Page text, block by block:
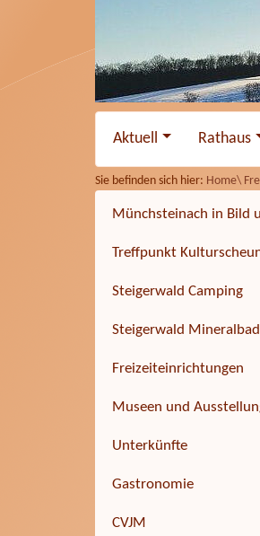
Aktuell Rathaus
Sie befinden sich hier: Home\
Münchsteinach in Bild
Treffpunkt
Steigerwald Camping
Steigerwald Mineralbad
Freizeiteinrichtungen
Museen und
Unterkünfte
Gastronomie
CVJM